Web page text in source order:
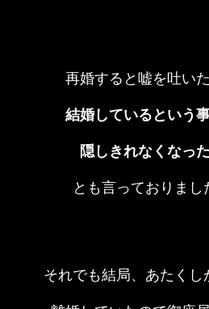
再婚すると嘘を吐い
結婚しているという
隠しきれなくなっ
とも言っておりまし
それでも結局、あたくし